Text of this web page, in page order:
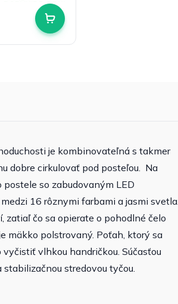
je kombinovateľná s takmer
dobre cirkulovať pod posteľou. Na
so zabudovaným LED
16 rôznymi farbami a jasmi svetla.
zatiaľ čo sa opierate o pohodlné čelo
mäkko polstrovaný. Poťah, ktorý sa
vlhkou handričkou. Súčasťou
stredovou tyčou.